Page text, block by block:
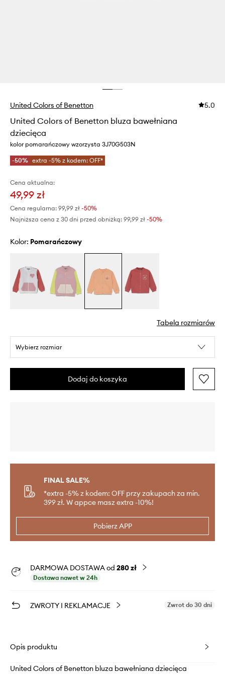
United Colors of Benetton 5.0
United Colors of Benetton bluza bawełniana
dziecięca
kolor pomarańczowy wzorzysta 3J70G503N
-50% extra -5% z kodem: OFF*
Cena aktualna:
49,99 zł
Cena regularna: 99,99 zł -50%
Najniższa cena z 30 dni przed obniżką: 99,99 zł -50%
Kolor: pomarańczowy
Tabela rozmiarów
Wybierz rozmiar
Dodaj do koszyka
FINAL SALE%
*extra -5% z kodem: OFF przy zakupach za min.
399 zł. W appce masz extra -10%!
Pobierz APP
DARMOWA DOSTAWA od 280 zł
Dostawa nawet w 24h
ZWROTY I REKLAMACJE Zwrot do 30 dni
Opis produktu
United Colors of Benetton bluza bawełniana dziecięca